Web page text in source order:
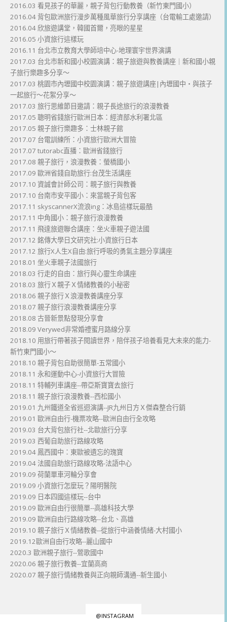
2016.03 看見孩子的華麗，親子背包行動教養（新竹東門國小）
2016.04 背包歐洲旅行漫步萬種風華旅行分享講座（台電輸工處邀請）
2016.04 欣旅遊講堂，韓國首爾，亮眼的星星
2016.05 小資旅行這樣玩
2016.11 台北市立教育大學師培中心-地理寰宇世界演講
2017.03 台北市新和國小校園演講：親子旅遊與教養講座｜新和國小親
子旅行樂趣多分享～
2017.03 桃園市內壢國中校園演講：親子旅遊講座|內壢國中・與孩子
一起旅行～花絮分享～
2017.03 旅行思維節目邀請：親子長途旅行的浪漫教養
2017.05 聰明省錢旅行歐洲日本：經濟部水利署北區
2017.05 親子旅行樂趣多：士林親子館
2017.07 台電訓練所：小資旅行歐洲大冒險
2017.07 tutorabc直播：歐洲省錢旅行
2017.08 親子旅行，浪漫教養：螢橋國小
2017.09 歐洲省錢自助旅行:台茂生活講座
2017.10 資誠會計師公司：親子旅行與教養
2017.10 台南市安平國小：來當親子背包客
2017.11 skyscannerX流浪ing：冰島這樣玩最酷
2017.11 中角國小：親子旅行浪漫教養
2017.11 飛達旅遊聯合講座：坐火車親子遊法國
2017.12 銘傳大學日文研究社:小資旅行日本
2017.12 旅行X人生X自由:旅行呼吸的勇氣主題分享講座
2018.01 坐火車親子法國旅行
2018.03 行走的自由：旅行與心靈生命講座
2018.03 旅行Ｘ親子Ｘ情緒教養的小秘密
2018.06 親子旅行Ｘ浪漫教養講座分享
2018.07 親子旅行浪漫教養講座分享
2018.08 古晉新景點發現分享會
2018.09 Verywed非常婚禮蜜月路線分享
2018.10 用旅行帶著孩子閱讀世界，陪伴孩子培養看見大未來的能力-
新竹東門國小～
2018.10 親子背包自助很簡單-五常國小
2018.11 永和運動中心-小資旅行大冒險
2018.11 特輔列車講座--帶亞斯寶寶去旅行
2018.11 親子旅行浪漫教養--西松國小
2019.01 九州鐵道全省巡迴演講--JR九州日方Ｘ傑森整合行銷
2019.01 歐洲自由行-機票攻略--歐洲自由行全攻略
2019.03 台大背包旅行社--北歐旅行分享
2019.03 西葡自助旅行路線攻略
2019.04 鳳西國中：東歐被遺忘的瑰寶
2019.04 法國自助旅行路線攻略-法語中心
2019.09 荷蘭單車河輪分享會
2019.09 小資旅行怎麼玩？陽明醫院
2019.09 日本四國這樣玩--台中
2019.09 歐洲自由行很簡單--高雄科技大學
2019.09 歐洲自由行路線攻略--台北、高雄
2019.10 親子旅行Ｘ情緒教養--從旅行中涵養情緒-大村國小
2019.12歐洲自由行攻略--麗山國中
2020.3 歐洲親子旅行--鶯歌國中
2020.06 親子旅行教養--宜蘭高商
2020.07 親子旅行情緒教養與正向親師溝通--新生國小
@INSTAGRAM